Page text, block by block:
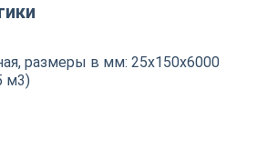
размеры в мм: 25х150х6000
м3)